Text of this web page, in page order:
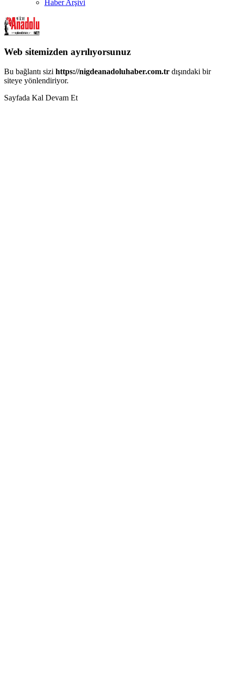
Haber Arşivi
Web sitemizden ayrılıyorsunuz
Bu bağlantı sizi https://nigdeanadoluhaber.com.tr dışındaki bir
siteye yönlendiriyor.
Sayfada Kal Devam Et